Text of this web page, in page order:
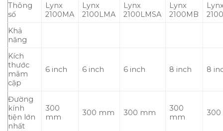
Thông
số
Lynx
2100MA
Lynx
2100LMA
Lynx
2100LMSA
Lynx
2100MB
Khả
năng
Kích
thước
mâm
cặp
6 inch 6 inch 6 inch 8 inch 8
Đường
kính
tiện lớn
nhất
300
mm
300 mm 300 mm
300
mm